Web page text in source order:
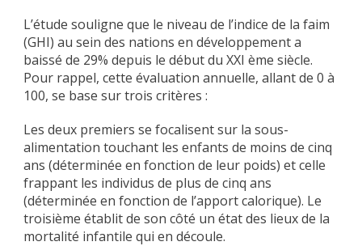
L’étude souligne que le niveau de l’indice de la faim
(GHI) au sein des nations en développement a
baissé de 29% depuis le début du XXI ème siècle.
Pour rappel, cette évaluation annuelle, allant de 0 à
100, se base sur trois critères :
Les deux premiers se focalisent sur la sous-
alimentation touchant les enfants de moins de cinq
ans (déterminée en fonction de leur poids) et celle
frappant les individus de plus de cinq ans
(déterminée en fonction de l’apport calorique). Le
troisième établit de son côté un état des lieux de la
mortalité infantile qui en découle.